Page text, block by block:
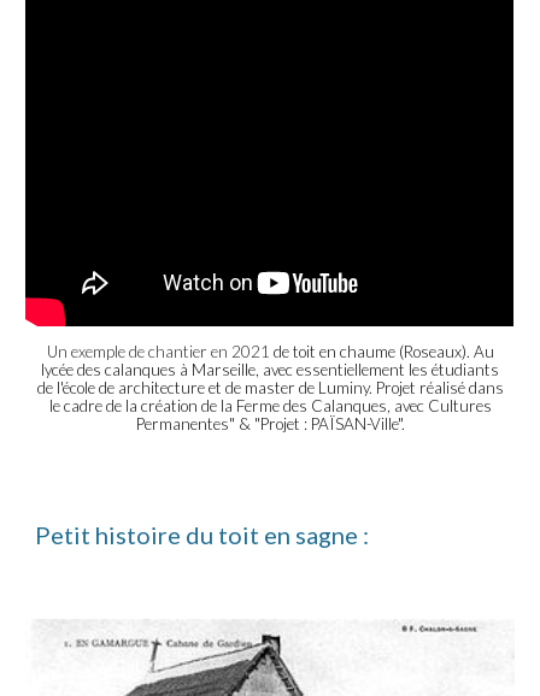
Un exemple de chantier en 2021 detoit en chaume (Roseaux). Au
lycée des calanques à Marseille, avec essentiellement les étudiants
de l'école de architecture et de master de Luminy. Projet réalisé dans
le cadre de la création de la Ferme des Calanques, avec Cultures
Permanentes" & "Projet : PAÏSAN-Ville".
Petit histoire du toit en sagne :